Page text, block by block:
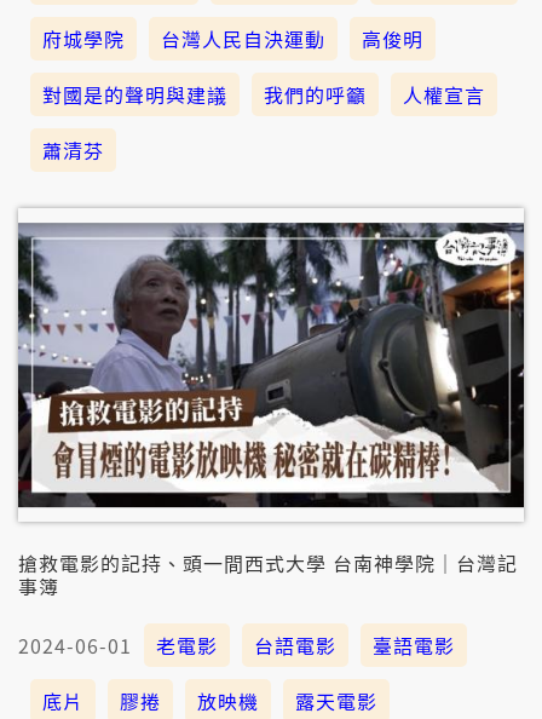
府城學院
台灣人民自決運動
高俊明
對國是的聲明與建議
我們的呼籲
人權宣言
蕭清芬
搶救電影的記持、頭一間西式大學 台南神學院｜台灣記
事簿
2024-06-01 老電影 台語電影
臺語電影
底片
膠捲 放映機
露天電影